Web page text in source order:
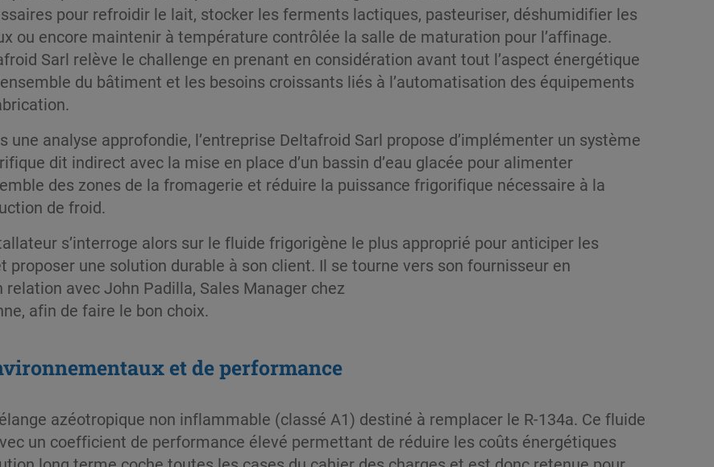
pour refroidir le lait, stocker les ferments lactiques, pasteuriser, déshumidifier les
ou encore maintenir à température contrôlée la salle de maturation pour l’affinage.
Sarl relève le challenge en prenant en considération avant tout l’aspect énergétique
du bâtiment et les besoins croissants liés à l’automatisation des équipements
une analyse approfondie, l’entreprise Deltafroid Sarl propose d’implémenter un système
dit indirect avec la mise en place d’un bassin d’eau glacée pour alimenter
des zones de la fromagerie et réduire la puissance frigorifique nécessaire à la
de froid.
s’interroge alors sur le fluide frigorigène le plus approprié pour anticiper les
proposer une solution durable à son client. Il se tourne vers son fournisseur en
avec John Padilla, Sales Manager chez
afin de faire le bon choix.
et de performance
azéotropique non inflammable (classé A1) destiné à remplacer le R-134a. Ce fluide
un coefficient de performance élevé permettant de réduire les coûts énergétiques